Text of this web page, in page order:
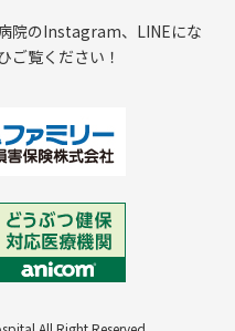
院のInstagram、LINEにな
ご覧ください！